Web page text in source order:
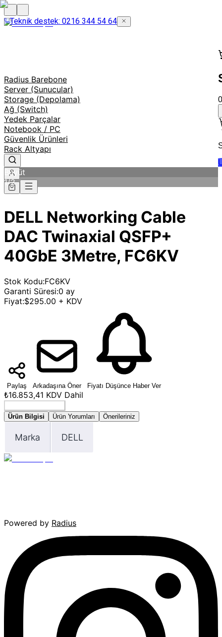
Teknik destek: 0216 344 54 64
Radius Barebone
Server (Sunucular)
Storage (Depolama)
Ağ (Switch)
Yedek Parçalar
Notebook / PC
Güvenlik Ürünleri
Rack Altyapı
0
Büyüt
1/2
DELL Networking Cable
DAC Twinaxial QSFP+
40GbE 3Metre, FC6KV
Stok Kodu:FC6KV
Garanti Süresi:0 ay
Fiyat:$295.00 + KDV
Paylaş Arkadaşına Öner Fiyatı Düşünce Haber Ver
₺16.853,41 KDV Dahil
Ürün Bilgisi
Ürün Yorumları Önerileriniz
Marka DELL
Powered by Radius